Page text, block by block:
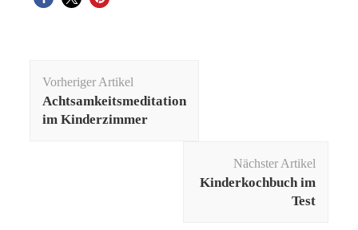
Vorheriger Artikel
Achtsamkeitsmeditation
im Kinderzimmer
Nächster Artikel
Kinderkochbuch im
Test